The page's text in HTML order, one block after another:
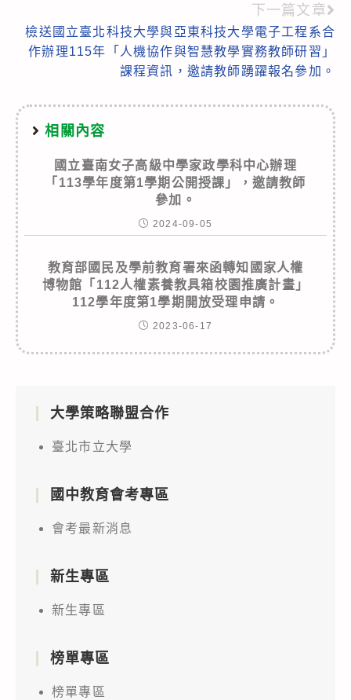
下一篇文章
檢送國立臺北科技大學與亞東科技大學電子工程系合
作辦理115年「人機協作與智慧教學實務教師研習」
課程資訊，邀請教師踴躍報名參加。
相關內容
國立臺南女子高級中學家政學科中心辦理
「113學年度第1學期公開授課」，邀請教師
參加。
2024-09-05
教育部國民及學前教育署來函轉知國家人權
博物館「112人權素養教具箱校園推廣計畫」
112學年度第1學期開放受理申請。
2023-06-17
大學策略聯盟合作
臺北市立大學
國中教育會考專區
會考最新消息
新生專區
新生專區
榜單專區
榜單專區